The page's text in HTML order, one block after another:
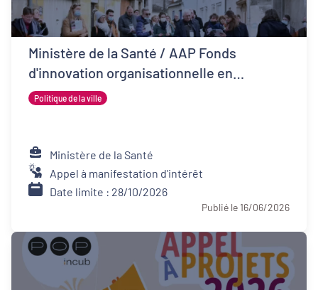
Ministère de la Santé / AAP Fonds
d'innovation organisationnelle en
psychiatrie (FIOP)
Politique de la ville
Ministère de la Santé
Appel à manifestation d'intérêt
Date limite : 28/10/2026
Publié le 16/06/2026